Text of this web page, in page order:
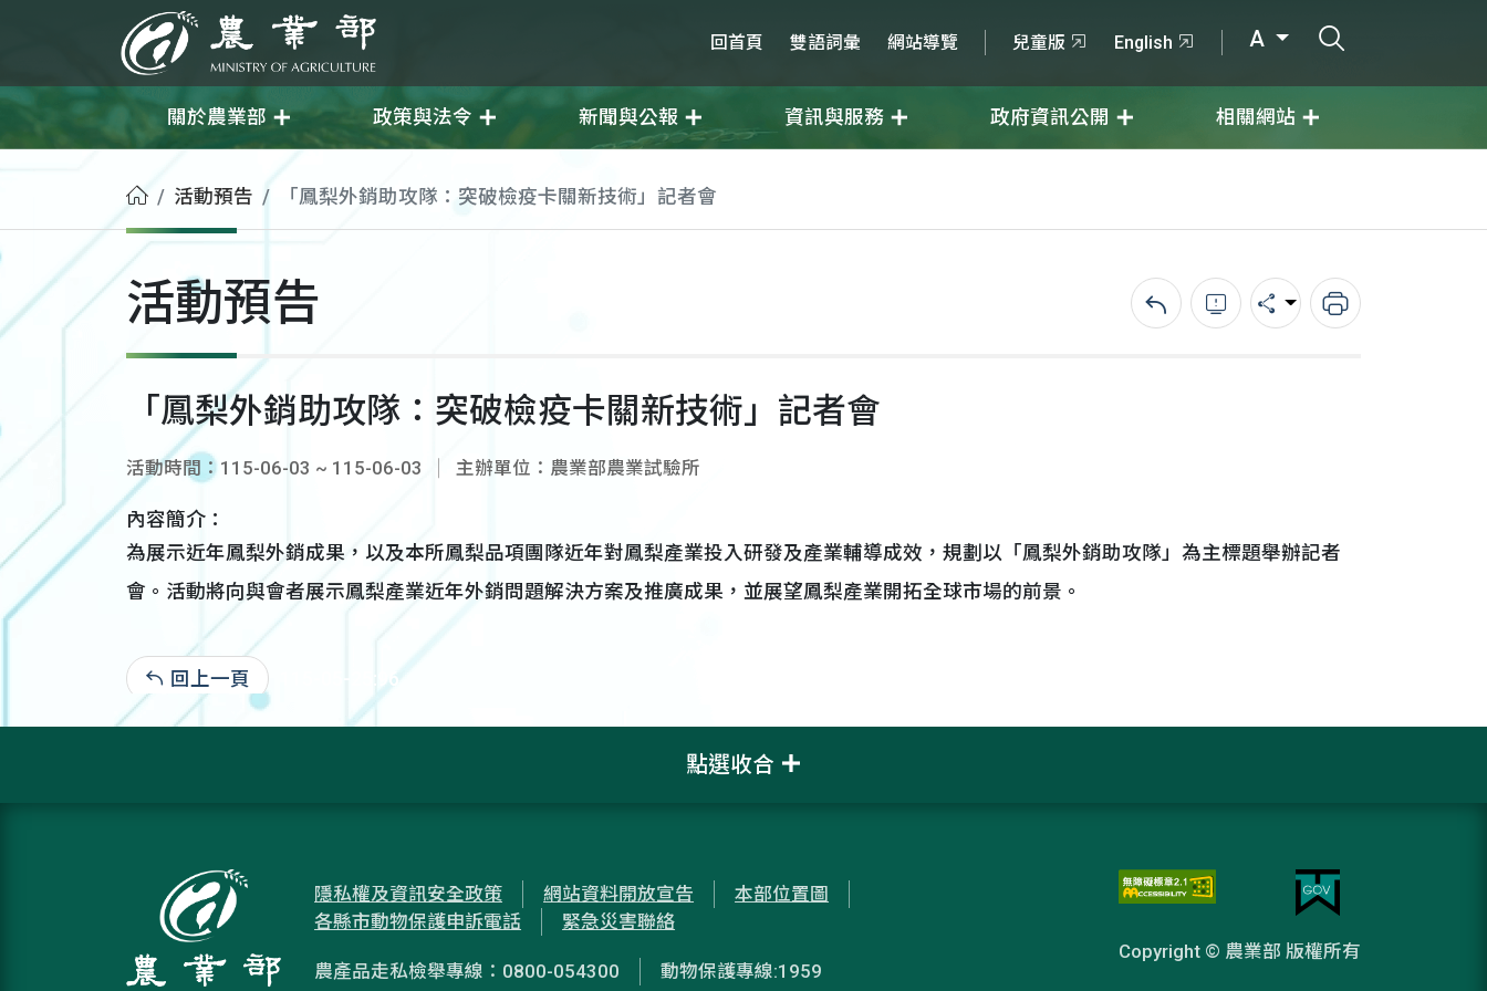
農業部 回首頁 雙語詞彙 網站導覽 兒童版 English A
關於農業部 政策與法令 新聞與公報 資訊與服務 政府資訊公開 相關網站
首頁活動預告 「鳳梨外銷助攻隊：突破檢疫卡關新技術」記者會
活動預告 回上一頁錯誤回報分享 列印
「鳳梨外銷助攻隊：突破檢疫卡關新技術」記者會
活動時間：115-06-03 ~ 115-06-03 主辦單位：農業部農業試驗所
內容簡介：
為展示近年鳳梨外銷成果，以及本所鳳梨品項團隊近年對鳳梨產業投入研發及產業輔導成效，規劃以「鳳梨外銷助攻隊」為主標題舉辦記者
會。活動將向與會者展示鳳梨產業近年外銷問題解決方案及推廣成果，並展望鳳梨產業開拓全球市場的前景。
回上一頁 115-05-25:96
點選收合
隱私權及資訊安全政策 網站資料開放宣告
本部位置圖
各縣市動物保護申訴電話
緊急災害聯絡
農產品走私檢舉專線：0800-054300 動物保護專線:1959
Copyright © 農業部 版權所有